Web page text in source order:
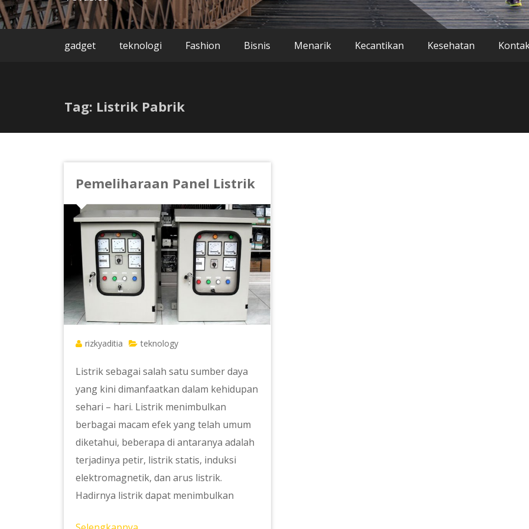
gadget teknologi Fashion Bisnis Menarik Kecantikan Kesehatan
Tag: Listrik Pabrik
Pemeliharaan Panel Listrik
rizkyaditia teknology
Listrik sebagai salah satu sumber daya
yang kini dimanfaatkan dalam kehidupan
sehari – hari. Listrik menimbulkan
berbagai macam efek yang telah umum
diketahui, beberapa di antaranya adalah
terjadinya petir, listrik statis, induksi
elektromagnetik, dan arus listrik.
Hadirnya listrik dapat menimbulkan